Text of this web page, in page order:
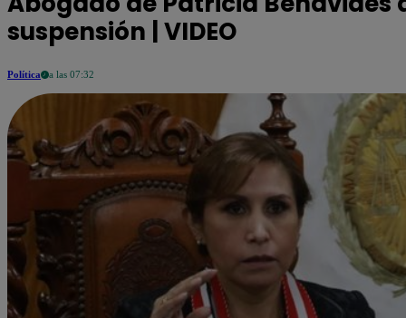
suspensión | VIDEO
Política a las 07:32